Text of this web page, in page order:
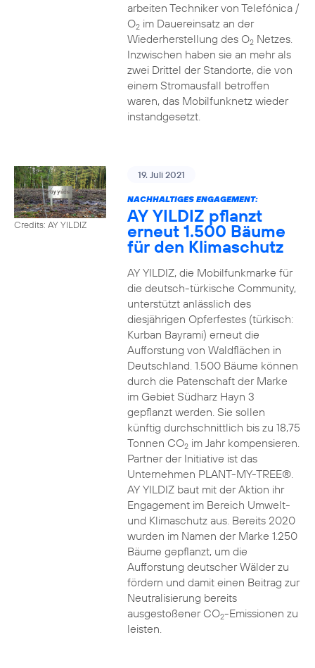
arbeiten Techniker von Telefónica /
O2im Dauereinsatz an der
Wiederherstellung des O2Netzes.
Inzwischen haben sie an mehr als
zwei Drittel der Standorte, die von
einem Stromausfall betroffen
waren, das Mobilfunknetz wieder
instandgesetzt.
Credits: AY YILDIZ
19. Juli 2021
NACHHALTIGES ENGAGEMENT:
AY YILDIZ pflanzt
erneut 1.500 Bäume
für den Klimaschutz
AY YILDIZ, die Mobilfunkmarke für
die deutsch-türkische Community,
unterstützt anlässlich des
diesjährigen Opferfestes (türkisch:
Kurban Bayrami) erneut die
Aufforstung von Waldflächen in
Deutschland. 1.500 Bäume können
durch die Patenschaft der Marke
im Gebiet Südharz Hayn 3
gepflanzt werden. Sie sollen
künftig durchschnittlich bis zu 18,75
Tonnen CO2im Jahr kompensieren.
Partner der Initiative ist das
Unternehmen PLANT-MY-TREE®.
AY YILDIZ baut mit der Aktion ihr
Engagement im Bereich Umwelt-
und Klimaschutz aus. Bereits 2020
wurden im Namen der Marke 1.250
Bäume gepflanzt, um die
Aufforstung deutscher Wälder zu
fördern und damit einen Beitrag zur
Neutralisierung bereits
ausgestoßener CO2-Emissionen zu
leisten.